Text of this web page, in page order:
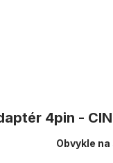
4pin -
Obvykle